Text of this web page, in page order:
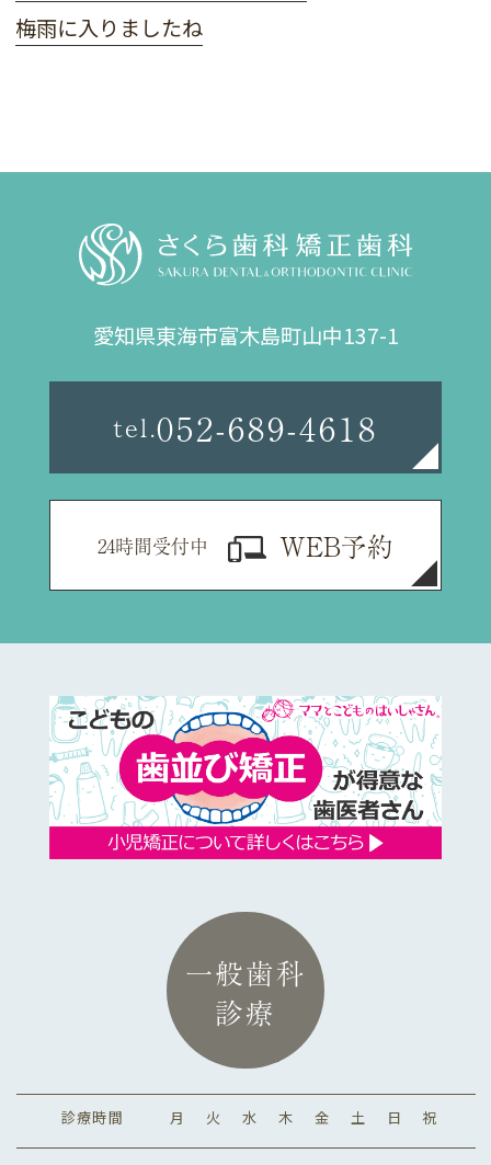
梅雨に入りましたね
愛知県東海市富木島町山中137-1
tel.052-689-4618
24時間受付中 WEB予約
一般歯科
診療
診療時間 月 火 水 木 金 土 日 祝